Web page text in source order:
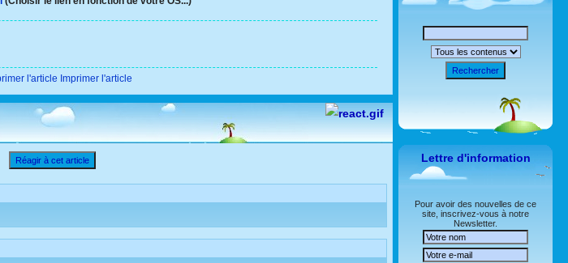
Imprimer l'article
Réagir à cet article
Rechercher
Lettre d'information
Pour avoir des nouvelles de ce
site, inscrivez-vous à notre
Newsletter.